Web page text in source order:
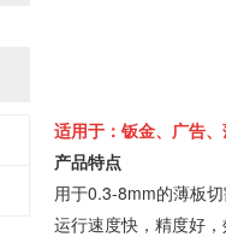
适用于：钣金、广告
产品特点
用于0.3-8mm的薄板
运行速度快，精度好